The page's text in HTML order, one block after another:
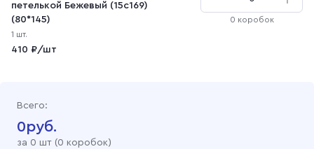
петелькой Бежевый (15с169)
(80*145)
1 шт.
410 ₽/шт
0 коробок
Всего:
0руб.
за 0 шт (0 коробок)